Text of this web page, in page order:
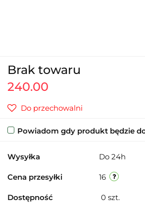
Brak towaru
240.00
Do przechowalni
Powiadom gdy produkt będzie
Wysyłka Do 24h
Cena przesyłki 16
Dostępność 0 szt.